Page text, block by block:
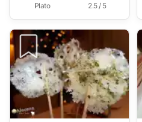
Plato 2.5 / 5